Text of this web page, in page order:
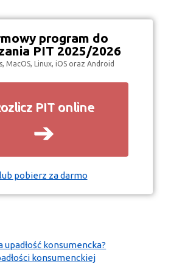
program do
PIT 2025/2026
MacOS, Linux, iOS oraz Android
PIT online
➔
lub pobierz za darmo
upadłość konsumencka?
konsumenckiej